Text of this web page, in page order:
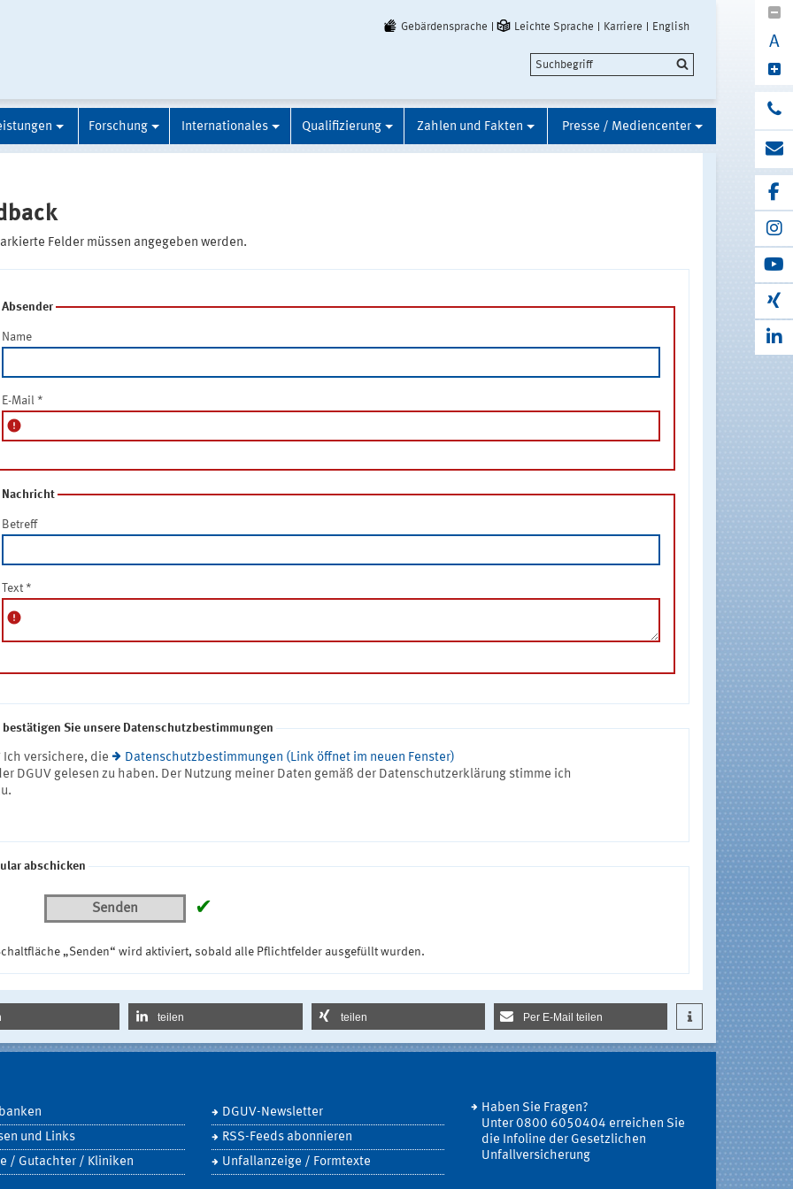
Gebärdensprache Leichte Sprache Karriere English
A
Forschung Internationales Qualifizierung Zahlen und Fakten Presse / Mediencenter
Felder müssen angegeben werden.
Absender
Name
E-Mail *
error
Nachricht
Betreff
Text *
error
Sie unsere Datenschutzbestimmungen
Ich versichere, die
Datenschutzbestimmungen (Link öffnet im neuen Fenster)
DGUV gelesen zu haben. Der Nutzung meiner Daten gemäß der Datenschutzerklärung stimme ich
abschicken
Senden ✔
„Senden“ wird aktiviert, sobald alle Pflichtfelder ausgefüllt wurden.
teilen teilen Per E-Mail teilen
und Links
/ Gutachter / Kliniken
DGUV-Newsletter
RSS-Feeds abonnieren
Unfallanzeige / Formtexte
Haben Sie Fragen?
Unter 0800 6050404 erreichen Sie
die Infoline der Gesetzlichen
Unfallversicherung